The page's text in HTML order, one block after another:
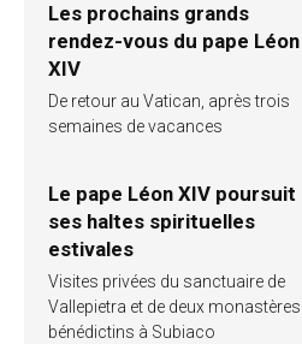
Les prochains grands
rendez-vous du pape Léon
XIV
De retour au Vatican, après trois
semaines de vacances
Le pape Léon XIV poursuit
ses haltes spirituelles
estivales
Visites privées du sanctuaire de
Vallepietra et de deux monastères
bénédictins à Subiaco